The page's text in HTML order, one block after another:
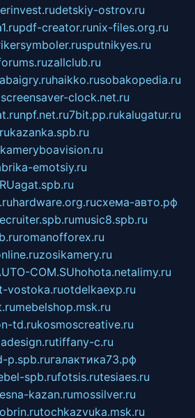
detskiy-ostrov.ru
pdf-creator.runix-files.org.ru
sputnikyes.ru
zallclub.ru
haikko.rusobakopedia.ru
screensaver-clock.net.ru
npf.net.ru7bit.pp.rukalugatur.ru
kazanka.spb.ru
kameryboavision.ru
emotsiy.ru
agat.spb.ru
hardware.org.ruсхема-авто.рф
music8.spb.ru
romanofforex.ru
zosikamery.ru
COM.SUhohota.netalimy.ru
vostoka.ruotdelkaexp.ru
mebelshop.msk.ru
td.rukosmoscreative.ru
tiffany-c.ru
p.spb.ruгалактика73.рф
spb.rufotsis.rutesiaes.ru
kazan.rumossilver.ru
tochkazvuka.msk.ru